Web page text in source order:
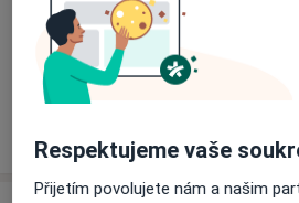
Způsoby platby (soukromé
Na teto adrese lékař přijímá
Detaily
o
Respektujeme vaše
Přijetím povolujete nám a našim